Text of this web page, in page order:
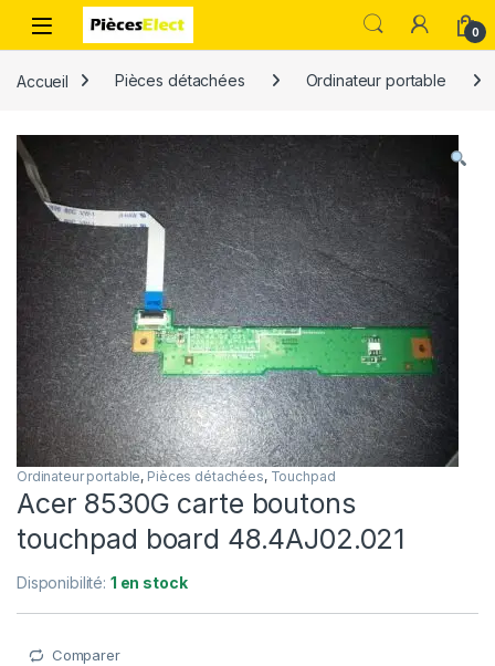
0
Accueil Pièces détachées Ordinateur portable
Ordinateur portable, Pièces détachées, Touchpad
Acer 8530G carte boutons
touchpad board 48.4AJ02.021
Disponibilité: 1 en stock
Comparer